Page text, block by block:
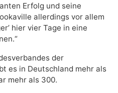
Erfolg und seine
allerdings vor allem
hier vier Tage in eine
der
es in Deutschland mehr als
mehr als 300.